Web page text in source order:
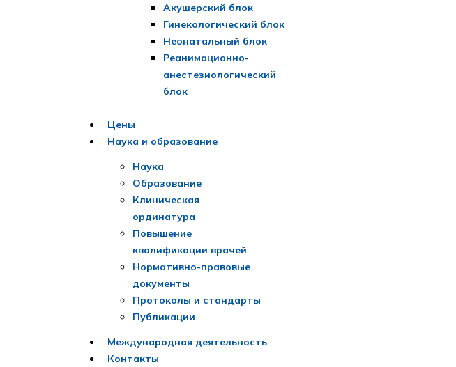
Акушерский блок
Гинекологический блок
Неонатальный блок
Реанимационно-
анестезиологический
блок
Цены
Наука и образование
Наука
Образование
Клиническая
ординатура
Повышение
квалификации врачей
Нормативно-правовые
документы
Протоколы и стандарты
Публикации
Международная деятельность
Контакты